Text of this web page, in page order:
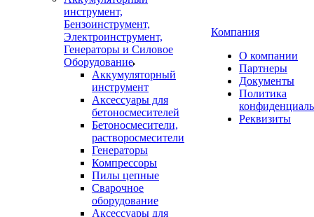
инструмент,
Бензоинструмент,
Электроинструмент,
Генераторы и Силовое
Оборудование
Аккумуляторный
инструмент
Аксессуары для
бетоносмесителей
Бетоносмесители,
растворосмесители
Генераторы
Компрессоры
Пилы цепные
Сварочное
оборудование
Аксессуары для
Компания
О компании
Партнеры
Документы
Политика
Реквизиты